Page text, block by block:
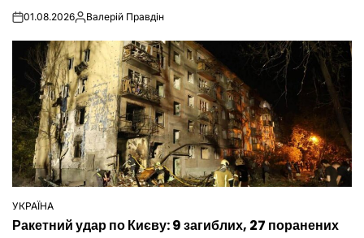
on01.08.2026Опубліковано
Валерій Правдін
ОПУБЛІКУВАТИ
У
УКРАЇНА
Ракетний удар по Києву: 9 загиблих, 27 поранених